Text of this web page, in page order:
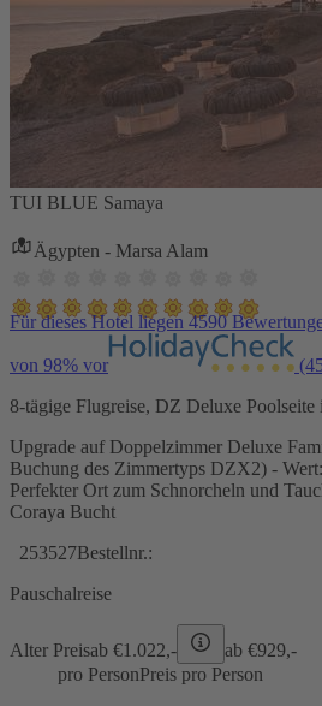
TUI BLUE Samaya
Ägypten - Marsa Alam
Für dieses Hotel liegen 4590
von 98% vor
8-tägige Flugreise, DZ Deluxe
Upgrade auf Doppelzimmer Deluxe
Buchung des Zimmertyps DZX2) -
Perfekter Ort zum Schnorcheln und
Coraya Bucht
253527Bestellnr.:
Pauschalreise
Alter Preisab €1.022,- ab €929,-
pro PersonPreis pro Person